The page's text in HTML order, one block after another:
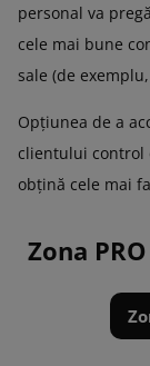
personal va
cele mai bune
sale (de
Opțiunea de a
clientului control
obțină cele mai
Zona